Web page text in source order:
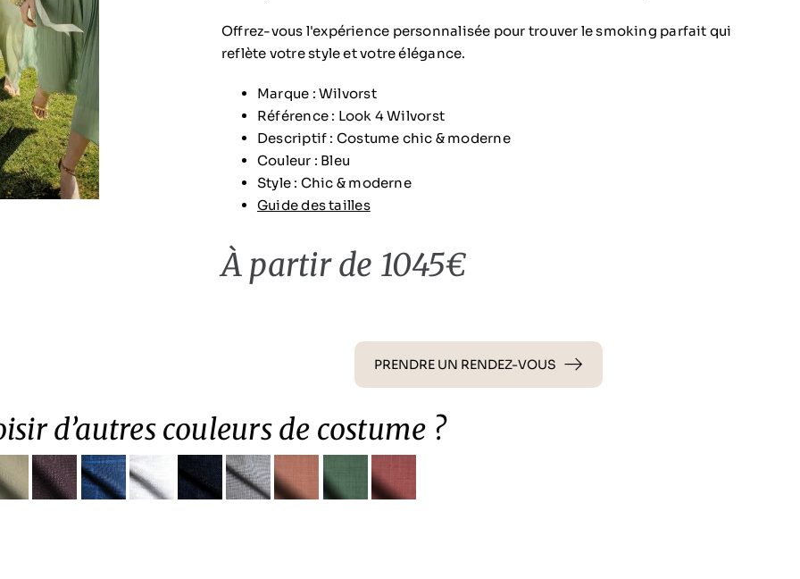
Offrez-vous l'expérience personnalisée pour trouver le smoking parfait qui
reflète votre style et votre élégance.
Marque : Wilvorst
Référence : Look 4 Wilvorst
Descriptif : Costume chic & moderne
Couleur : Bleu
Style : Chic & moderne
Guide des tailles
À partir de 1045€
PRENDRE UN RENDEZ-VOUS
d’autres couleurs de costume ?